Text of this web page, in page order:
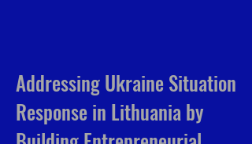
Addressing Ukraine Situation
Response in Lithuania by